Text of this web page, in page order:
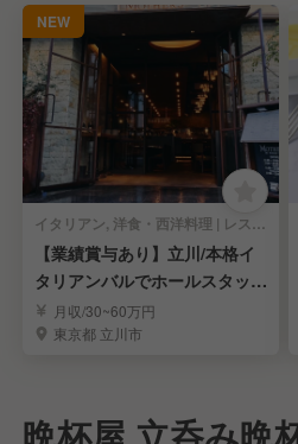
NEW
イタリアン, 洋食・西洋料理 | レストランサービス・ホールスタッフ
【業績賞与あり】立川/本格イ
タリアンバルでホールスタッフ
を募集！
月収/30~60万円
東京都 立川市